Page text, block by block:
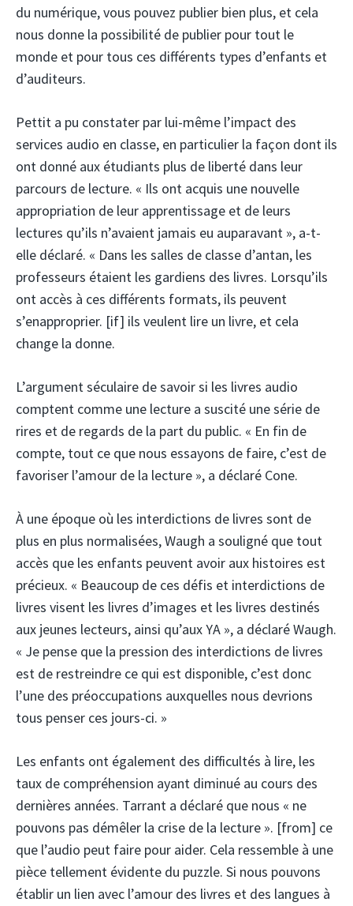
du numérique, vous pouvez publier bien plus, et cela
nous donne la possibilité de publier pour tout le
monde et pour tous ces différents types d’enfants et
d’auditeurs.
Pettit a pu constater par lui-même l’impact des
services audio en classe, en particulier la façon dont ils
ont donné aux étudiants plus de liberté dans leur
parcours de lecture. « Ils ont acquis une nouvelle
appropriation de leur apprentissage et de leurs
lectures qu’ils n’avaient jamais eu auparavant », a-t-
elle déclaré. « Dans les salles de classe d’antan, les
professeurs étaient les gardiens des livres. Lorsqu’ils
ont accès à ces différents formats, ils peuvent
s’enapproprier. [if] ils veulent lire un livre, et cela
change la donne.
L’argument séculaire de savoir si les livres audio
comptent comme une lecture a suscité une série de
rires et de regards de la part du public. « En fin de
compte, tout ce que nous essayons de faire, c’est de
favoriser l’amour de la lecture », a déclaré Cone.
À une époque où les interdictions de livres sont de
plus en plus normalisées, Waugh a souligné que tout
accès que les enfants peuvent avoir aux histoires est
précieux. « Beaucoup de ces défis et interdictions de
livres visent les livres d’images et les livres destinés
aux jeunes lecteurs, ainsi qu’aux YA », a déclaré Waugh.
« Je pense que la pression des interdictions de livres
est de restreindre ce qui est disponible, c’est donc
l’une des préoccupations auxquelles nous devrions
tous penser ces jours-ci. »
Les enfants ont également des difficultés à lire, les
taux de compréhension ayant diminué au cours des
dernières années. Tarrant a déclaré que nous « ne
pouvons pas démêler la crise de la lecture ». [from] ce
que l’audio peut faire pour aider. Cela ressemble à une
pièce tellement évidente du puzzle. Si nous pouvons
établir un lien avec l’amour des livres et des langues à